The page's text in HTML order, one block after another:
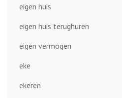
eigen huis
eigen huis terughuren
eigen vermogen
eke
ekeren